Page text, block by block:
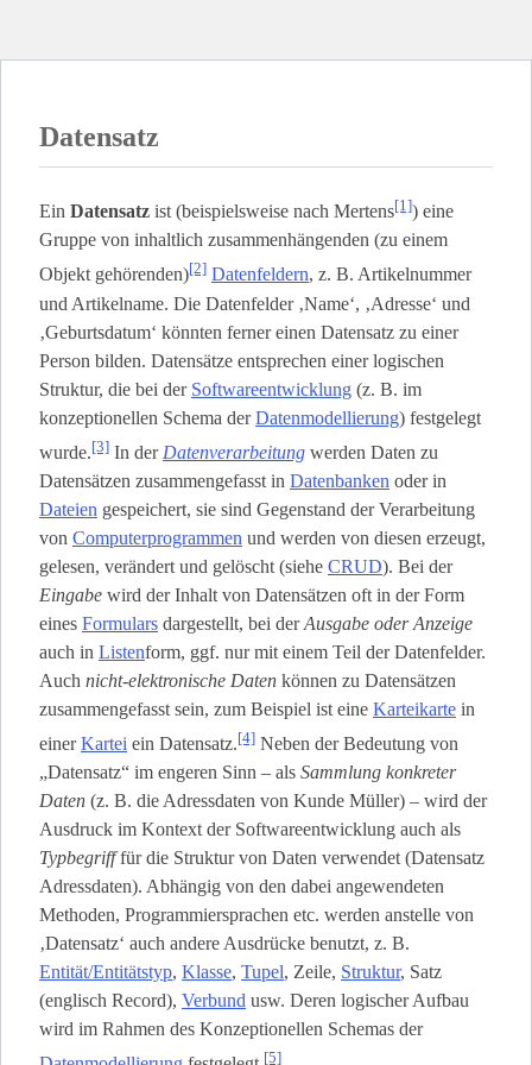
Datensatz
Ein Datensatz ist (beispielsweise nach Mertens[1]) eine
Gruppe von inhaltlich zusammenhängenden (zu einem
Objekt gehörenden)[2] Datenfeldern, z. B. Artikelnummer
und Artikelname. Die Datenfelder ‚Name‘, ‚Adresse‘ und
‚Geburtsdatum‘ könnten ferner einen Datensatz zu einer
Person bilden. Datensätze entsprechen einer logischen
Struktur, die bei der Softwareentwicklung (z. B. im
konzeptionellen Schema derDatenmodellierung) festgelegt
wurde.[3] In der Datenverarbeitung werden Daten zu
Datensätzen zusammengefasst in Datenbanken oder in
Dateien gespeichert, sie sind Gegenstand der Verarbeitung
von Computerprogrammen und werden von diesen erzeugt,
gelesen, verändert und gelöscht (siehe CRUD). Bei der
Eingabe wird der Inhalt von Datensätzen oft in der Form
eines Formulars dargestellt, bei derAusgabe oder Anzeige
auch in Listen­form, ggf. nur mit einem Teil der Datenfelder.
Auch nicht-elektronische Daten können zu Datensätzen
zusammengefasst sein, zum Beispiel ist eine Karteikarte in
einerKartei ein Datensatz.[4] Neben der Bedeutung von
„Datensatz“ im engeren Sinn – als Sammlung konkreter
Daten (z. B. die Adressdaten von Kunde Müller) – wird der
Ausdruck im Kontext der Softwareentwicklung auch als
Typbegrifffür die Struktur von Daten verwendet (Datensatz
Adressdaten). Abhängig von den dabei angewendeten
Methoden, Programmiersprachen etc. werden anstelle von
‚Datensatz‘ auch andere Ausdrücke benutzt, z. B.
Entität/Entitätstyp, Klasse, Tupel, Zeile, Struktur, Satz
(englisch Record), Verbund usw. Deren logischer Aufbau
wird im Rahmen des Konzeptionellen Schemas der
[5]